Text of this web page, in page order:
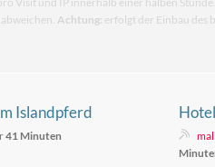
Achtung: erfolgt der Einbau des
Islandpferd
Innen, dann
41 Minuten
sich